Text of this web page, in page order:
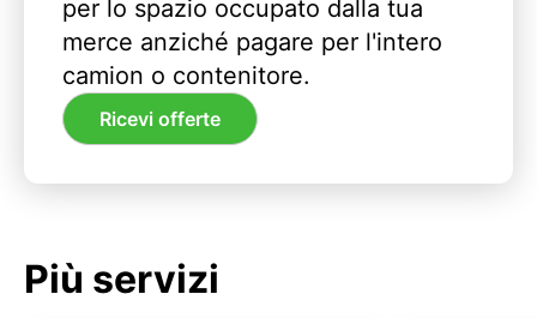
per lo spazio occupato dalla tua
merce anziché pagare per l'intero
camion o contenitore.
Ricevi offerte
Più servizi